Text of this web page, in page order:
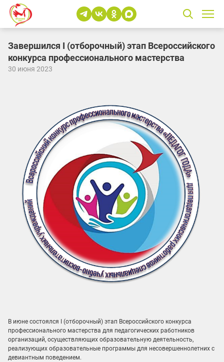
Завершился I (отборочный) этап Всероссийского
конкурса профессионального мастерства
30 июня 2023
В июне состоялся I (отборочный) этап Всероссийского конкурса
профессионального мастерства для педагогических работников
организаций, осуществляющих образовательную деятельность,
реализующих образовательные программы для несовершеннолетних с
девиантным поведением.